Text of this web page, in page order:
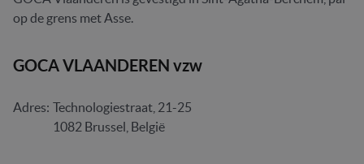
op de grens met Asse.
GOCA VLAANDEREN vzw
Adres: Technologiestraat, 21-25
1082 Brussel, België